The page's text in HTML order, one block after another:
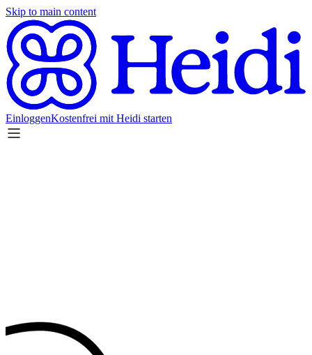
Skip to main content
EinloggenKostenfrei mit Heidi starten